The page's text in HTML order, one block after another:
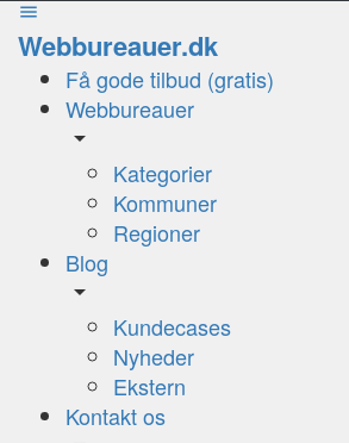
Webbureauer.dk
Få gode tilbud (gratis)
Webbureauer
Kategorier
Kommuner
Regioner
Blog
Kundecases
Nyheder
Ekstern
Kontakt os